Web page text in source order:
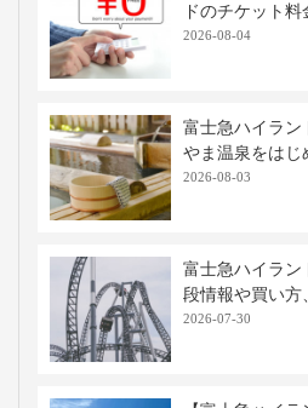
ドのチケット
2026-08-04
富士急ハイラン
やま温泉をはじ
2026-08-03
富士急ハイラン
段情報や買い方
2026-07-30